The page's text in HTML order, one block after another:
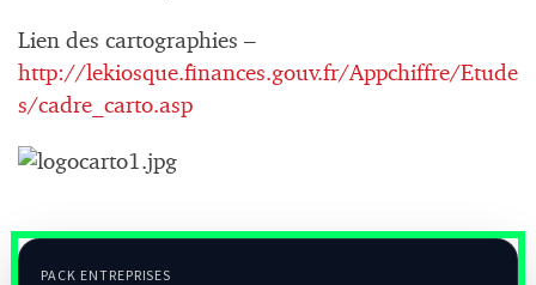
Lien des cartographies –
http://lekiosque.finances.gouv.fr/Appchiffre/Etude
s/cadre_carto.asp
PACK ENTREPRISES